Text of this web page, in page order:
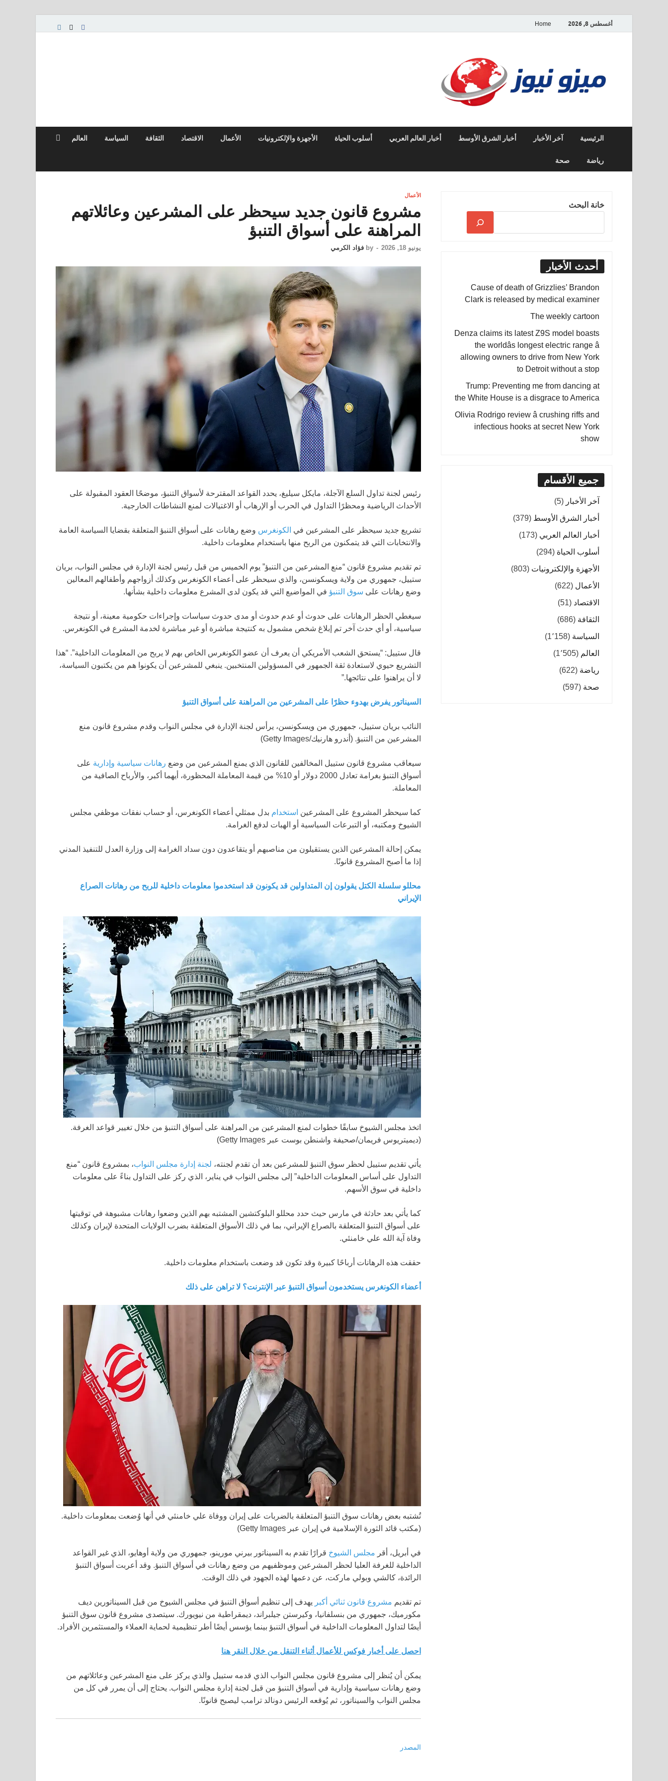
أغسطس 8, 2026 Home
الرئيسية آخر الأخبار أخبار الشرق الأوسط أخبار العالم العربي أسلوب الحياة الأجهزة والإلكترونيات الأعمال الاقتصاد الثقافة السياسة العالم
رياضة صحة
الأعمال
مشروع قانون جديد سيحظر على المشرعين وعائلاتهم
المراهنة على أسواق التنبؤ
يونيو 18, 2026 -
by فؤاد الكرمي
رئيس لجنة تداول السلع الآجلة، مايكل سيليغ، يحدد القواعد المقترحة لأسواق التنبؤ، موضحًا العقود المقبولة على
الأحداث الرياضية ومحظرًا التداول في الحرب أو الإرهاب أو الاغتيالات لمنع النشاطات الخارجية.
تشريع جديد سيحظر على المشرعين في الكونغرس وضع رهانات على أسواق التنبؤ المتعلقة بقضايا السياسة العامة
والانتخابات التي قد يتمكنون من الربح منها باستخدام معلومات داخلية.
تم تقديم مشروع قانون “منع المشرعين من التنبؤ” يوم الخميس من قبل رئيس لجنة الإدارة في مجلس النواب، بريان
ستييل، جمهوري من ولاية ويسكونسن، والذي سيحظر على أعضاء الكونغرس وكذلك أزواجهم وأطفالهم المعالين
وضع رهانات على سوق التنبؤ في المواضيع التي قد يكون لدى المشرع معلومات داخلية بشأنها.
سيغطي الحظر الرهانات على حدوث أو عدم حدوث أو مدى حدوث سياسات وإجراءات حكومية معينة، أو نتيجة
سياسية، أو أي حدث آخر تم إبلاغ شخص مشمول به كنتيجة مباشرة أو غير مباشرة لخدمة المشرع في الكونغرس.
قال ستييل: “يستحق الشعب الأمريكي أن يعرف أن عضو الكونغرس الخاص بهم لا يربح من المعلومات الداخلية”. “هذا
التشريع حيوي لاستعادة ثقة الجمهور في المسؤولين المنتخبين. ينبغي للمشرعين أن يكونوا هم من يكتبون السياسة،
لا أن يراهنوا على نتائجها.”
السيناتور يفرض بهدوء حظرًا على المشرعين من المراهنة على أسواق التنبؤ
النائب بريان ستييل، جمهوري من ويسكونسن، يرأس لجنة الإدارة في مجلس النواب وقدم مشروع قانون منع
المشرعين من التنبؤ. (أندرو هارنيك/Getty Images)
سيعاقب مشروع قانون ستييل المخالفين للقانون الذي يمنع المشرعين من وضع رهانات سياسية وإدارية على
أسواق التنبؤ بغرامة تعادل 2000 دولار أو 10% من قيمة المعاملة المحظورة، أيهما أكبر، والأرباح الصافية من
المعاملة.
كما سيحظر المشروع على المشرعين استخدام بدل ممثلي أعضاء الكونغرس، أو حساب نفقات موظفي مجلس
الشيوخ ومكتبه، أو التبرعات السياسية أو الهبات لدفع الغرامة.
يمكن إحالة المشرعين الذين يستقيلون من مناصبهم أو يتقاعدون دون سداد الغرامة إلى وزارة العدل للتنفيذ المدني
إذا ما أصبح المشروع قانونًا.
محللو سلسلة الكتل يقولون إن المتداولين قد يكونون قد استخدموا معلومات داخلية للربح من رهانات الصراع
الإيراني
اتخذ مجلس الشيوخ سابقًا خطوات لمنع المشرعين من المراهنة على أسواق التنبؤ من خلال تغيير قواعد الغرفة.
(ديميتريوس فريمان/صحيفة واشنطن بوست عبر Getty Images)
يأتي تقديم ستييل لحظر سوق التنبؤ للمشرعين بعد أن تقدم لجنته، لجنة إدارة مجلس النواب، بمشروع قانون “منع
التداول على أساس المعلومات الداخلية” إلى مجلس النواب في يناير، الذي ركز على التداول بناءً على معلومات
داخلية في سوق الأسهم.
كما يأتي بعد حادثة في مارس حيث حدد محللو البلوكتشين المشتبه بهم الذين وضعوا رهانات مشبوهة في توقيتها
على أسواق التنبؤ المتعلقة بالصراع الإيراني، بما في ذلك الأسواق المتعلقة بضرب الولايات المتحدة لإيران وكذلك
وفاة آية الله علي خامنئي.
حققت هذه الرهانات أرباحًا كبيرة وقد تكون قد وضعت باستخدام معلومات داخلية.
أعضاء الكونغرس يستخدمون أسواق التنبؤ عبر الإنترنت؟ لا تراهن على ذلك
تُشتبه بعض رهانات سوق التنبؤ المتعلقة بالضربات على إيران ووفاة علي خامنئي في أنها وُضعت بمعلومات داخلية.
(مكتب قائد الثورة الإسلامية في إيران عبر Getty Images)
في أبريل، أقر مجلس الشيوخ قرارًا تقدم به السيناتور بيرني مورينو، جمهوري من ولاية أوهايو، الذي غير القواعد
الداخلية للغرفة العليا لحظر المشرعين وموظفيهم من وضع رهانات في أسواق التنبؤ. وقد أعربت أسواق التنبؤ
الرائدة، كالشي وبولي ماركت، عن دعمها لهذه الجهود في ذلك الوقت.
تم تقديم مشروع قانون ثنائي أكبر يهدف إلى تنظيم أسواق التنبؤ في مجلس الشيوخ من قبل السيناتورين ديف
مكورميك، جمهوري من بنسلفانيا، وكيرستن جيلبراند، ديمقراطية من نيويورك. سيتصدى مشروع قانون سوق التنبؤ
أيضًا لتداول المعلومات الداخلية في أسواق التنبؤ بينما يؤسس أيضًا أطر تنظيمية لحماية العملاء والمستثمرين الأفراد.
احصل على أخبار فوكس للأعمال أثناء التنقل من خلال النقر هنا
يمكن أن يُنظر إلى مشروع قانون مجلس النواب الذي قدمه ستييل والذي يركز على منع المشرعين وعائلاتهم من
وضع رهانات سياسية وإدارية في أسواق التنبؤ من قبل لجنة إدارة مجلس النواب. يحتاج إلى أن يمرر في كل من
مجلس النواب والسيناتور، ثم يُوقعه الرئيس دونالد ترامب ليصبح قانونًا.
المصدر
خانة البحث
أحدث الأخبار
Cause of death of Grizzlies’ Brandon
Clark is released by medical examiner
The weekly cartoon
Denza claims its latest Z9S model boasts
the worldâs longest electric range â
allowing owners to drive from New York
to Detroit without a stop
Trump: Preventing me from dancing at
the White House is a disgrace to America
Olivia Rodrigo review â crushing riffs and
infectious hooks at secret New York
show
جميع الأقسام
آخر الأخبار (5)
أخبار الشرق الأوسط (379)
أخبار العالم العربي (173)
أسلوب الحياة (294)
الأجهزة والإلكترونيات (803)
الأعمال (622)
الاقتصاد (51)
الثقافة (686)
السياسة (1٬158)
العالم (1٬505)
رياضة (622)
صحة (597)